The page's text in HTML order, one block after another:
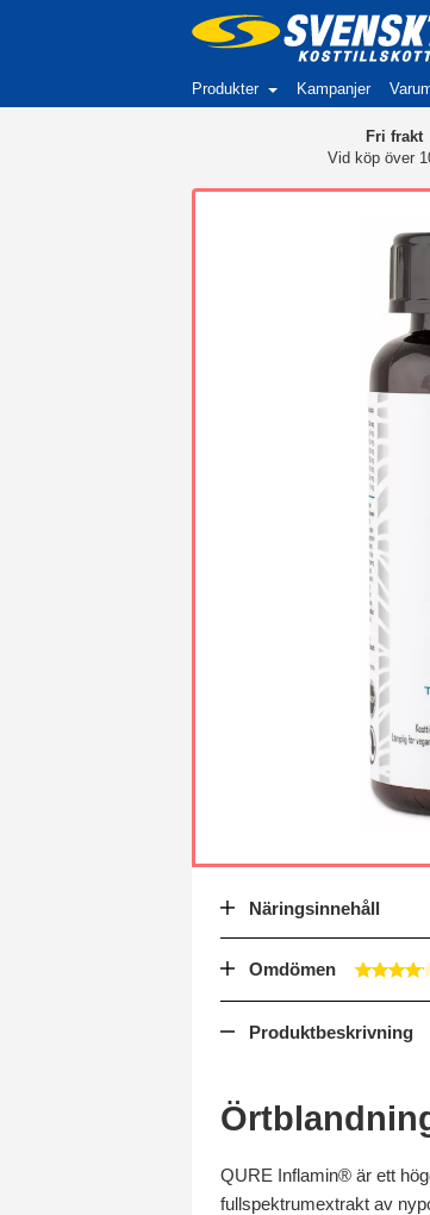
Produkter Kampanjer
Fri frakt
Vid köp över
Näringsinnehåll
Omdömen
Produktbeskrivning
QURE Inflamin® är ett
fullspektrumextrakt av